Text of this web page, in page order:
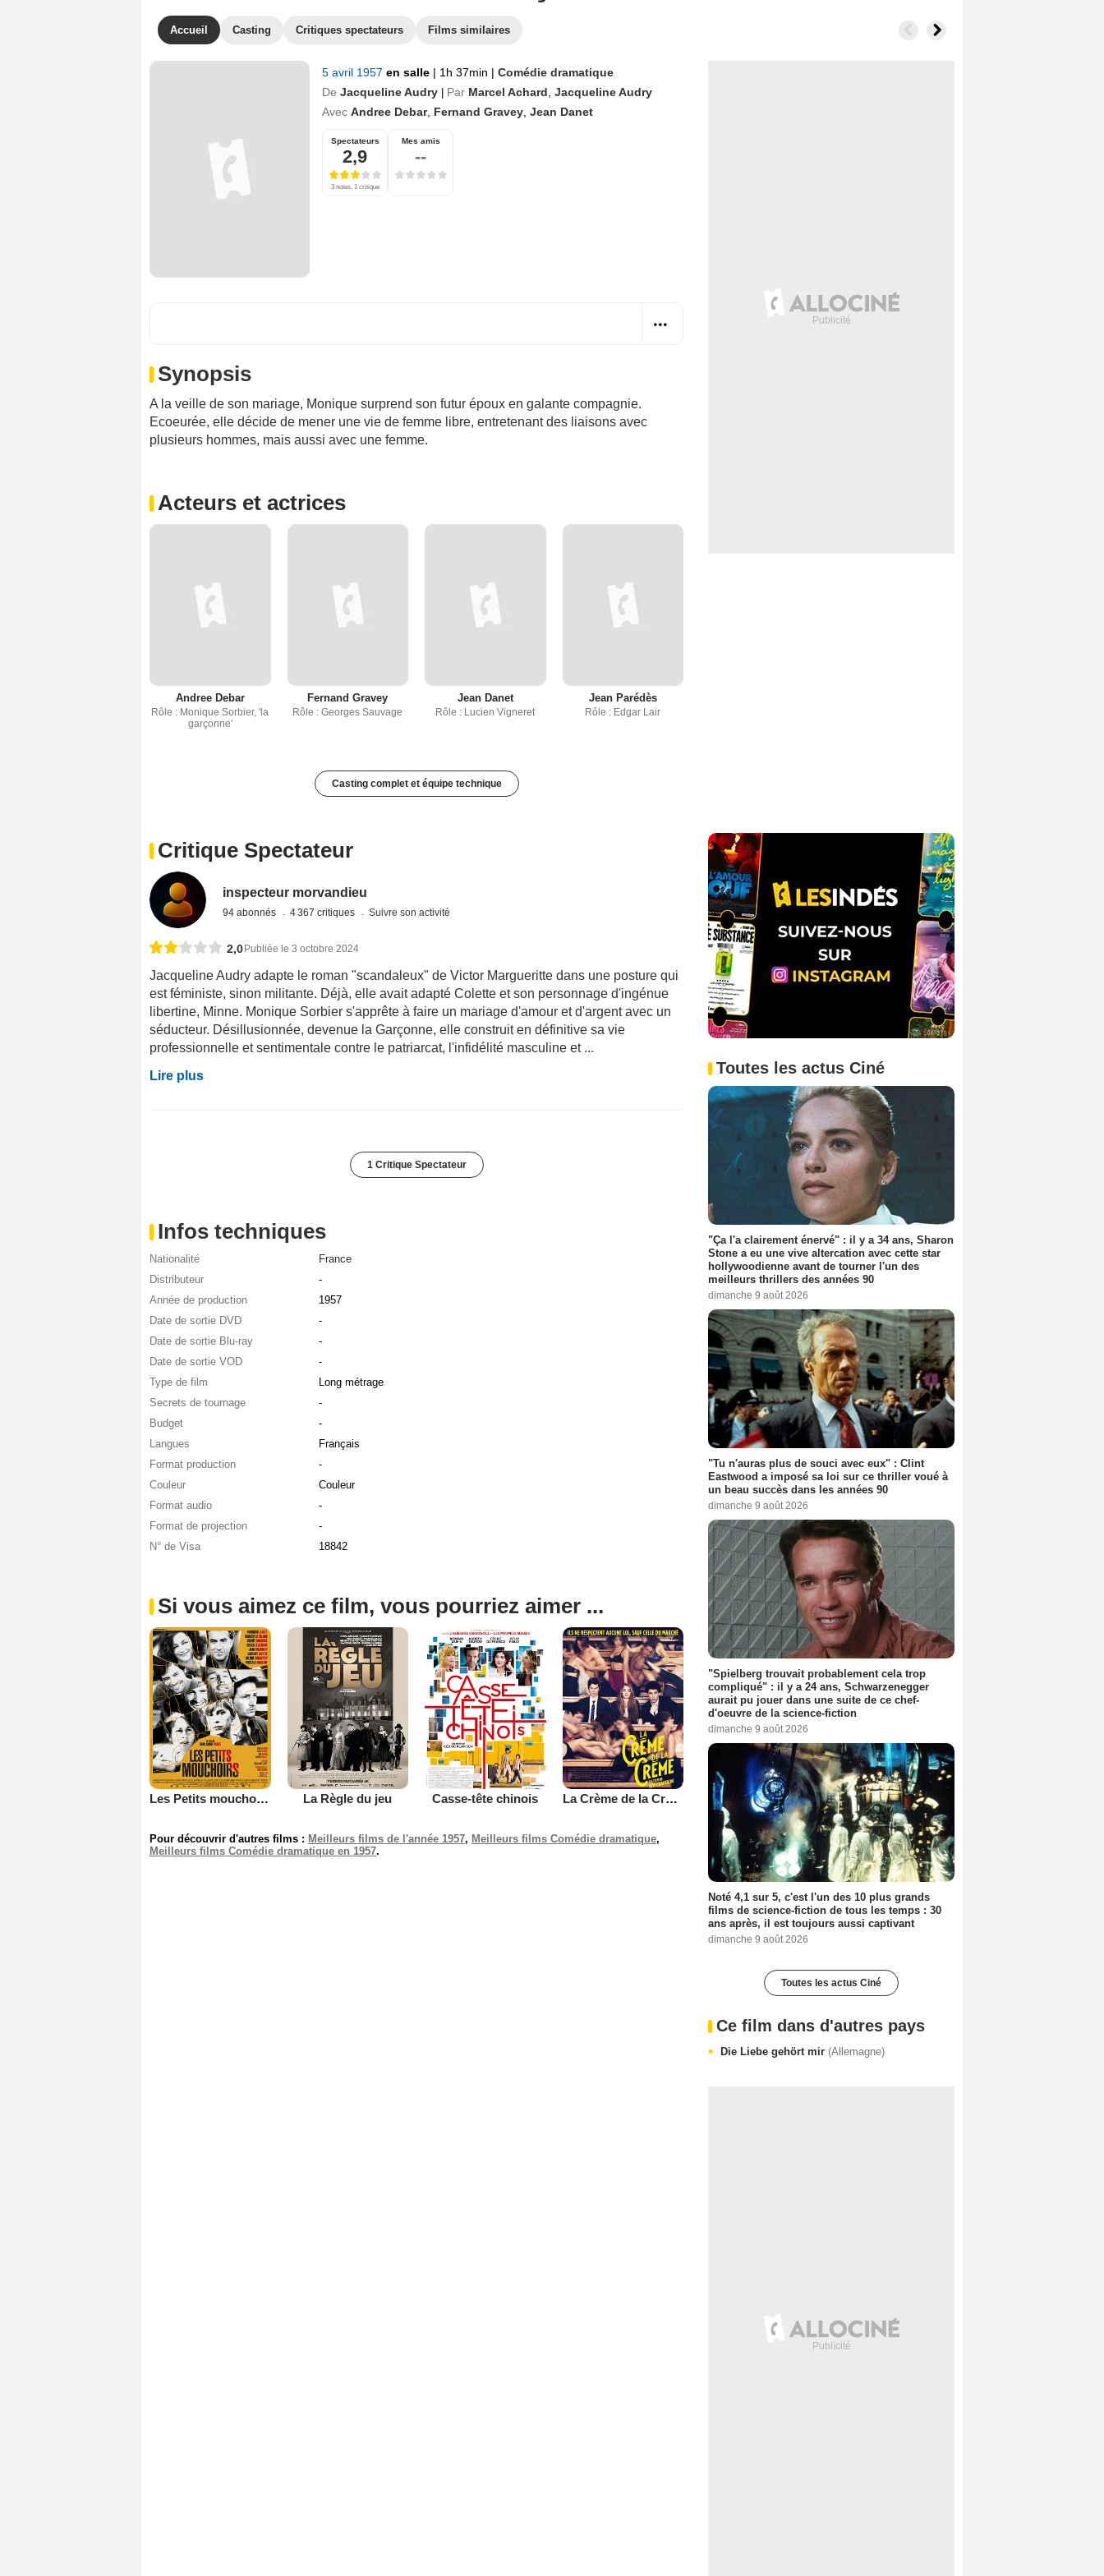
Accueil Casting Critiques spectateurs Films similaires
5 avril 1957 en salle | 1h 37min | Comédie dramatique
De Jacqueline Audry Par Marcel Achard Jacqueline Audry
Avec Andree Debar, Fernand Gravey Jean Danet
Spectateurs
2,9
3 notes, 1 critique
Mes amis
--
Synopsis
A la veille de son mariage, Monique surprend son futur époux en galante compagnie.
Ecoeurée, elle décide de mener une vie de femme libre, entretenant des liaisons avec
plusieurs hommes, mais aussi avec une femme.
Acteurs et actrices
Andree Debar
Rôle : Monique Sorbier, 'la
garçonne'
Fernand Gravey
Rôle : Georges Sauvage
Jean Danet
Rôle : Lucien Vigneret
Jean Parédès
Rôle : Edgar Lair
Casting complet et équipe technique
Critique Spectateur
inspecteur morvandieu
94 abonnés 4 367 critiques Suivre son activité
2,0 Publiée le 3 octobre 2024
Jacqueline Audry adapte le roman "scandaleux" de Victor Margueritte dans une posture qui
est féministe, sinon militante. Déjà, elle avait adapté Colette et son personnage d'ingénue
libertine, Minne. Monique Sorbier s'apprête à faire un mariage d'amour et d'argent avec un
séducteur. Désillusionnée, devenue la Garçonne, elle construit en définitive sa vie
professionnelle et sentimentale contre le patriarcat, l'infidélité masculine et ...
Lire plus
1 Critique Spectateur
Infos techniques
Nationalité
France
Distributeur
-
Année de production
1957
Date de sortie DVD
-
Date de sortie Blu-ray
-
Date de sortie VOD
-
Type de film
Long métrage
Secrets de tournage
-
Budget
-
Langues
Français
Format production
-
Couleur
Couleur
Format audio
-
Format de projection
-
N° de Visa
18842
Si vous aimez ce film, vous pourriez aimer ...
Les Petits mouchoirs La Règle du jeu Casse-tête chinois La Crème de la Crème
Pour découvrir d'autres films : Meilleurs films de l'année 1957, Meilleurs films Comédie dramatique,
Meilleurs films Comédie dramatique en 1957.
Toutes les actus Ciné
"Ça l'a clairement énervé" : il y a 34 ans, Sharon
Stone a eu une vive altercation avec cette star
hollywoodienne avant de tourner l'un des
meilleurs thrillers des années 90
dimanche 9 août 2026
"Tu n'auras plus de souci avec eux" : Clint
Eastwood a imposé sa loi sur ce thriller voué à
un beau succès dans les années 90
dimanche 9 août 2026
"Spielberg trouvait probablement cela trop
compliqué" : il y a 24 ans, Schwarzenegger
aurait pu jouer dans une suite de ce chef-
d'oeuvre de la science-fiction
dimanche 9 août 2026
Noté 4,1 sur 5, c'est l'un des 10 plus grands
films de science-fiction de tous les temps : 30
ans après, il est toujours aussi captivant
dimanche 9 août 2026
Toutes les actus Ciné
Ce film dans d'autres pays
Die Liebe gehört mir (Allemagne)